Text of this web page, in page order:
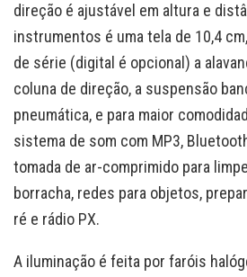
direção é ajustável em altura e
instrumentos é uma tela de 10,4
de série (digital é opcional) a
coluna de direção, a suspensão
pneumática, e para maior
sistema de som com MP3,
tomada de ar-comprimido para
borracha, redes para objetos,
ré e rádio PX.
A iluminação é feita por faróis